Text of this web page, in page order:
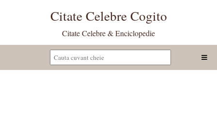
Citate Celebre Cogito
Citate Celebre & Enciclopedie